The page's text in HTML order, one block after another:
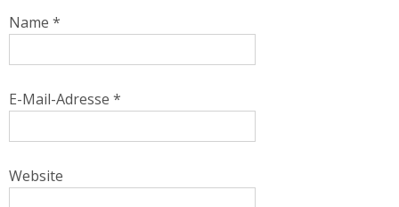
Name *
E-Mail-Adresse *
Website